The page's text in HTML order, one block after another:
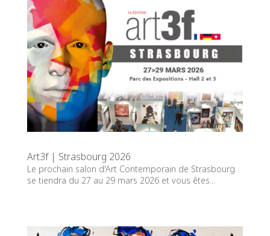
Art3f | Strasbourg 2026
Le prochain salon d'Art Contemporain de Strasbourg
se tiendra du 27 au 29 mars 2026 et vous êtes...